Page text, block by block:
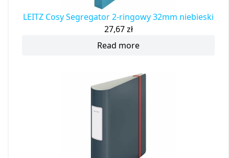
LEITZ Cosy Segregator 2-ringowy 32mm niebieski
27,67zł
Read more